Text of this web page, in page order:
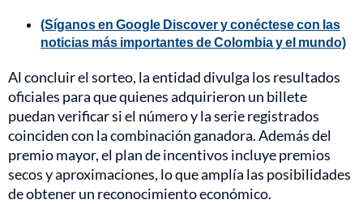
(Síganos en Google Discover y conéctese con las
noticias más importantes de Colombia y el mundo)
Al concluir el sorteo, la entidad divulga los resultados
oficiales para que quienes adquirieron un billete
puedan verificar si el número y la serie registrados
coinciden con la combinación ganadora. Además del
premio mayor, el plan de incentivos incluye premios
secos y aproximaciones, lo que amplía las posibilidades
de obtener un reconocimiento económico.